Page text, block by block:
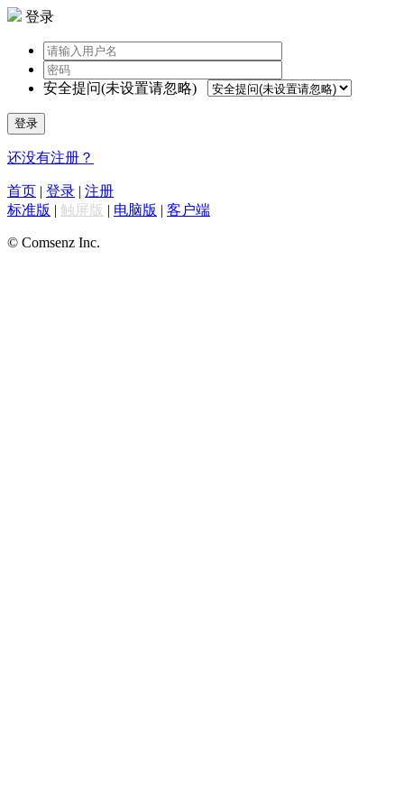
登录
安全提问(未设置请忽略)
登录
还没有注册？
首页 | 登录 | 注册
标准版 | 触屏版 | 电脑版 | 客户端
© Comsenz Inc.